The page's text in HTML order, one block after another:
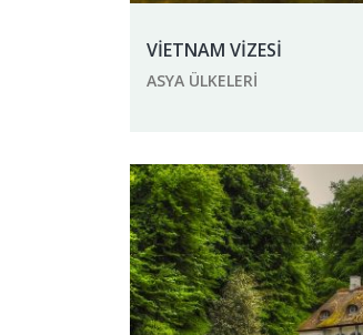
VİETNAM VİZESİ
ASYA ÜLKELERI